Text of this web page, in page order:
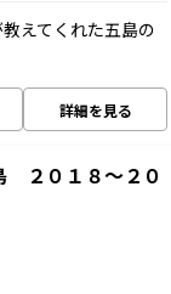
えてくれた五島の
詳細を見る
２０１８～２０